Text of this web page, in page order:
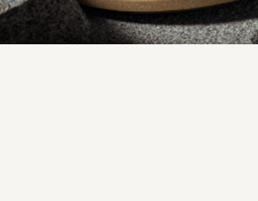
株式会社ニューテックシンセイ
PALAB